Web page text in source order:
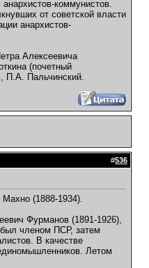
коммунистов.
от советской власти
анархистов-
Алексеевича
(почетный
П.А. Пальчинский.
#536
Махно (1888-1934).
Фурманов (1891-1926),
членом ПСР, затем
В качестве
Летом